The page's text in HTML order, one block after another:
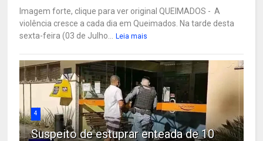
Imagem forte, clique para ver original QUEIMADOS - A
violência cresce a cada dia em Queimados. Na tarde desta
sexta-feira (03 de Julho...
Leia mais
4
Suspeito de estuprar enteada de 10